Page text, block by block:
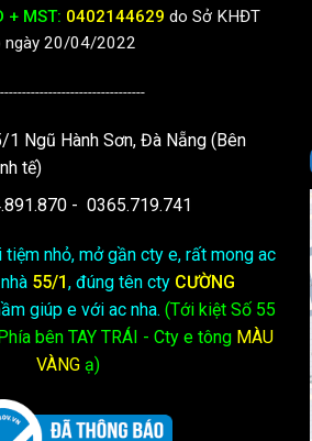
+ MST: 0402144629 do Sở KHĐT
ngày 20/04/2022
1 Ngũ Hành Sơn, Đà Nẵng (Bên
tế)
- 0365.719.741
nhỏ, mở gần cty e, rất mong ac
55/1, đúng tên cty CƯỜNG
giúp e với ac nha. (Tới kiệt Số 55
bên TAY TRÁI - Cty e tôngMÀU
VÀNG ạ)